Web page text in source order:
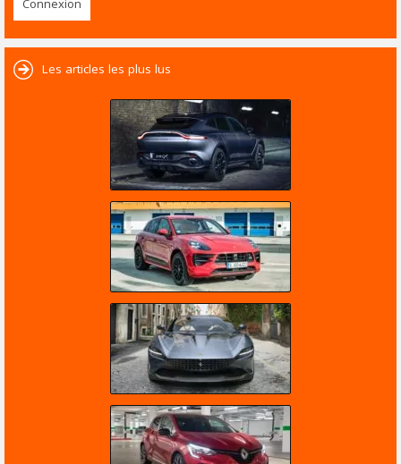
Les articles les plus lus